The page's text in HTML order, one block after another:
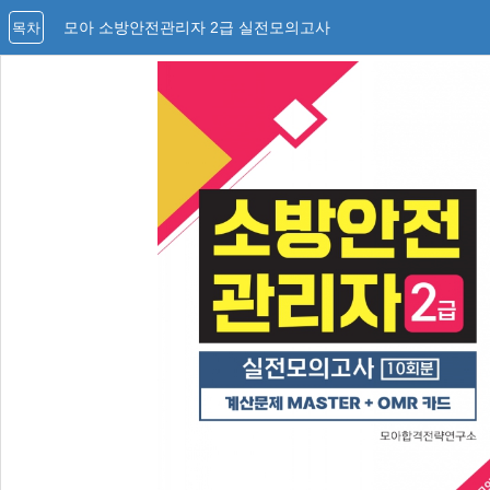
모아 소방안전관리자 2급 실전모의고사
목차